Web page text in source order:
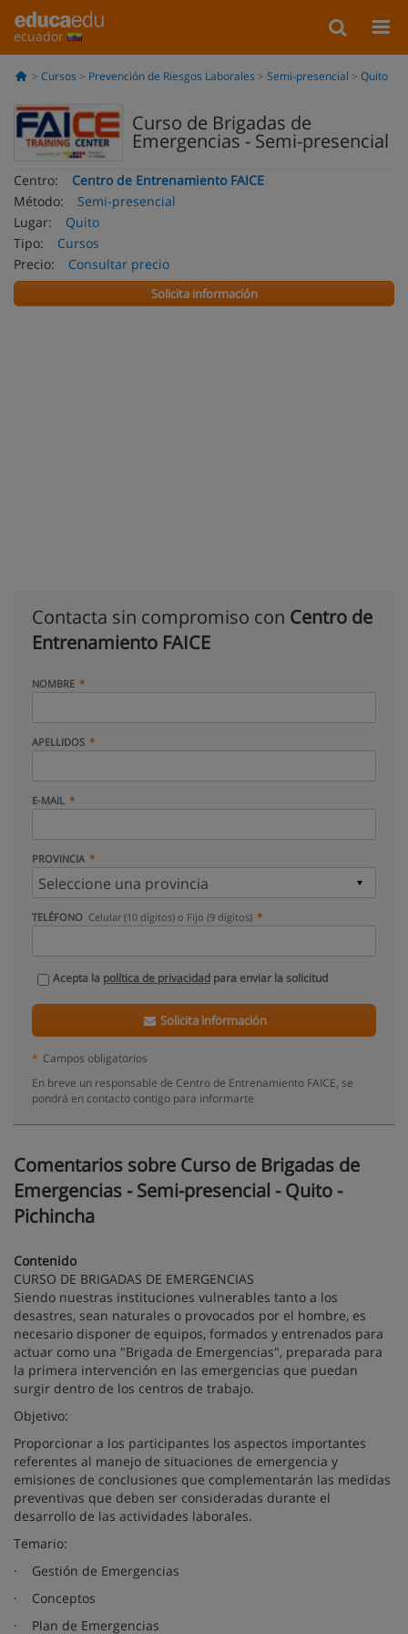
ecuador
Cursos Prevención de Riesgos Laborales Semi-presencial Quito
Curso de Brigadas de
Emergencias - Semi-presencial
Centro:
Centro de Entrenamiento FAICE
Método:
Semi-presencial
Lugar:
Quito
Tipo:
Cursos
Precio:
Consultar precio
Solicita información
Contacta sin compromiso con Centro de
Entrenamiento FAICE
NOMBRE
APELLIDOS
E-MAIL
PROVINCIA
TELÉFONO Celular (10 dígitos) o Fijo (9 dígitos)
Acepta la política de privacidad para enviar la solicitud
Solicita información
* Campos obligatorios
En breve un responsable de Centro de Entrenamiento FAICE, se
pondrá en contacto contigo para informarte
Comentarios sobre Curso de Brigadas de
Emergencias - Semi-presencial - Quito -
Pichincha
Contenido
CURSO DE BRIGADAS DE EMERGENCIAS
Siendo nuestras instituciones vulnerables tanto a los
desastres, sean naturales o provocados por el hombre, es
necesario disponer de equipos, formados y entrenados para
actuar como una "Brigada de Emergencias", preparada para
la primera intervención en las emergencias que puedan
surgir dentro de los centros de trabajo.
Objetivo:
Proporcionar a los participantes los aspectos importantes
referentes al manejo de situaciones de emergencia y
emisiones de conclusiones que complementarán las medidas
preventivas que deben ser consideradas durante el
desarrollo de las actividades laborales.
Temario:
· Gestión de Emergencias
· Conceptos
· Plan de Emergencias